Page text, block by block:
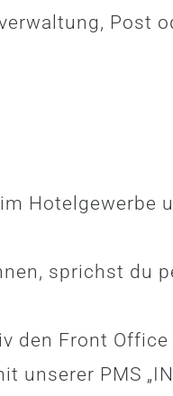
Post
Hotelgewerbe
sprichst du
Front
PMS